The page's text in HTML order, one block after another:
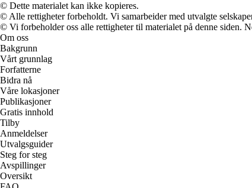
© Dette materialet kan ikke kopieres.
© Alle rettigheter forbeholdt. Vi samarbeider med utvalgte
© Vi forbeholder oss alle rettigheter til materialet på denne siden.
Om oss
Bakgrunn
Vårt grunnlag
Forfatterne
Bidra nå
Våre lokasjoner
Publikasjoner
Gratis innhold
Tilby
Anmeldelser
Utvalgsguider
Steg for steg
Avspillinger
Oversikt